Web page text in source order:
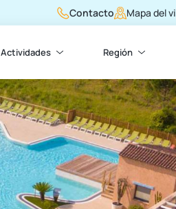
Contacto Mapa del
Actividades Región